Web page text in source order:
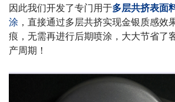
因此我们开发了专门用于多层共挤表面
涂 ，直接通过多层共挤实现金银质感效
痕，无需再进行后期喷涂，大大节省了
产周期！